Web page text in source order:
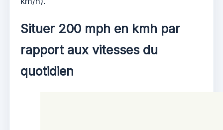
Situer 200 mph en kmh par
rapport aux vitesses du
quotidien